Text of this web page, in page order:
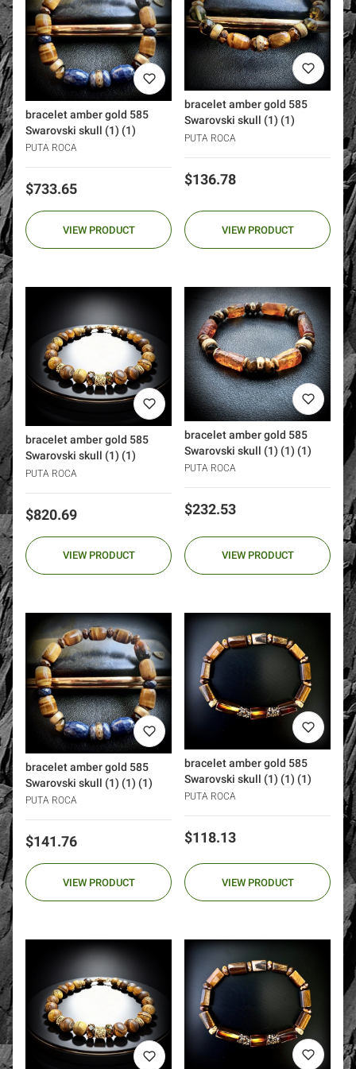
bracelet amber gold 585
Swarovski skull (1) (1)
PUTA ROCA
Price
$733.65
VIEW PRODUCT
bracelet amber gold 585
Swarovski skull (1) (1)
PUTA ROCA
Price
$136.78
VIEW PRODUCT
bracelet amber gold 585
Swarovski skull (1) (1)
PUTA ROCA
Price
$820.69
VIEW PRODUCT
bracelet amber gold 585
Swarovski skull (1) (1) (1)
PUTA ROCA
Price
$232.53
VIEW PRODUCT
bracelet amber gold 585
Swarovski skull (1) (1) (1)
PUTA ROCA
Price
$141.76
VIEW PRODUCT
bracelet amber gold 585
Swarovski skull (1) (1) (1)
PUTA ROCA
Price
$118.13
VIEW PRODUCT